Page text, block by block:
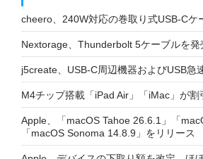
cheero、240W対応の巻取り式USB-Cケ
Nextorage、Thunderbolt 5ケーブルを発
j5create、USB-C周辺機器およびUSB急
M4チップ搭載「iPad Air」「iMac」が割
Apple、「macOS Tahoe 26.6.1」「
「macOS Sonoma 14.8.9」をリリース